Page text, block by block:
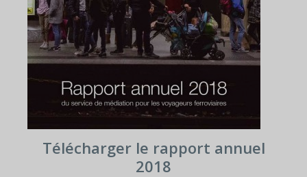
Télécharger le rapport annuel
2018